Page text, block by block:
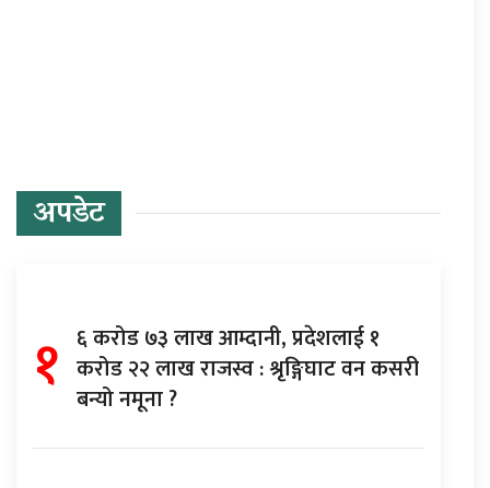
अपडेट
१ ६ करोड ७३ लाख आम्दानी, प्रदेशलाई १
करोड २२ लाख राजस्व : श्रृङ्गिघाट वन कसरी
बन्यो नमूना ?